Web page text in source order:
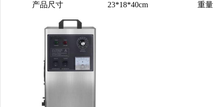
产品尺寸
23*18*40cm 重量